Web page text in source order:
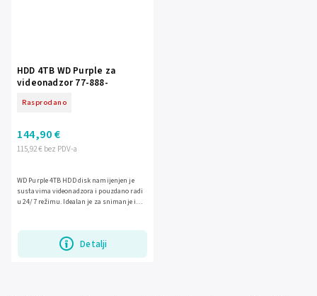
HDD 4TB WD Purple za
videonadzor 77-888-
Rasprodano
115,92 € bez PDV-a
144,90 €
Detalji
WD Purple 4TB HDD disk namijenjen je
sustavima videonadzora i pouzdano radi
u 24/7 režimu. Idealan je za snimanje i